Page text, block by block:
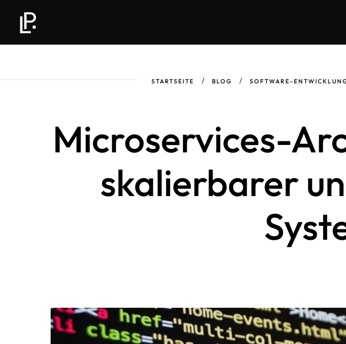
STARTSEITE BLOG SOFTWARE-
Microservices-
skalierbarer